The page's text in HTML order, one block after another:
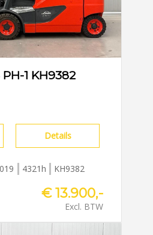
1 KH9382
Details
4321h KH9382
€ 13.900,-
Excl. BTW